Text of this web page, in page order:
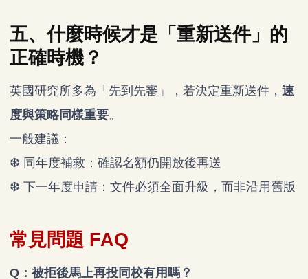
五、什麼時候才是「重新送件」的
正確時機？
英國研究所多為「先到先審」，若決定重新送件， 速
度與策略同樣重要。
一般建議：
❆ 同年度補救：確認名額仍開放後再送
❆ 下一年度申請：文件必須全面升級，而非沿用舊版
常見問題 FAQ
Q：被拒後馬上再投同校有用嗎？